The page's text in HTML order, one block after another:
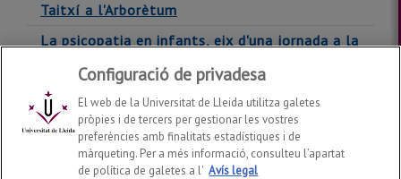
Taitxí a l'Arborètum
La psicopatia en infants, eix d'una jornada a la
Configuració de privadesa
El web de la Universitat de Lleida utilitza galetes
pròpies i de tercers per gestionar les vostres
preferències amb finalitats estadístiques i de
màrqueting. Per a més informació, consulteu l’apartat
de política de galetes a l' Avís legal